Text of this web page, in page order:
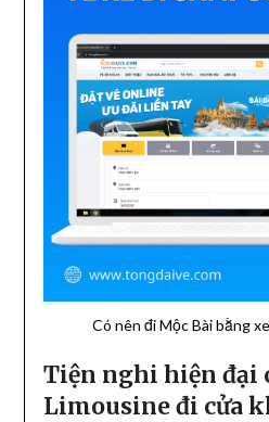
Có nên đi Mộc Bài bằng
Tiện nghi hiện đại
Limousine đi cửa